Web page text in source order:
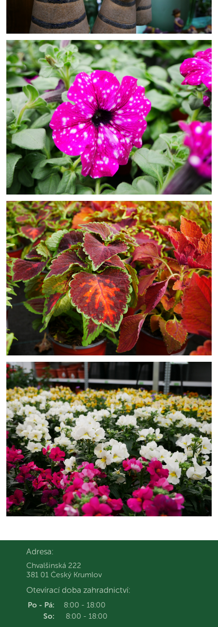
Adresa:
Chvalšinská 222
381 01 Český Krumlov
Otevírací doba zahradnictví:
Po - Pá:
8:00 - 18:00
So:
8:00 - 18:00